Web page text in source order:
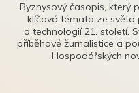
Byznysový časopis, který
klíčová témata ze světa
a technologií 21. století.
příběhové žurnalistice a
Hospodářských